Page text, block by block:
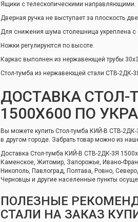
Ящики с телескопическими направляющими.
Дверная ручка не выступает за плоскость
Для снижения шума столешница укреплена с
Ножки регулируются по высоте.
Каркас выполнен из нержавеющей трубы
Стол-тумба из нержавеющей стали СТВ-2ДК-
ДОСТАВКА СТОЛ-
1500Х600 ПО
Вы можете купить Стол-тумба КИЙ-В СТВ-
в другом городе. Забрать товар можно из
Доставка Стол-тумба КИЙ-В СТВ-2ДК-3Я
Каменское, Житомир, Запорожье, Ивано-
Никополь, Павлоград, Полтава, Ровно,
Черновцы и другие населенные пункты
ПОЛЕЗНЫЕ
СТАЛИ НА ЗАКАЗ